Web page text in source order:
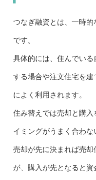
つなぎ融資とは、一時
です。
具体的には、住んでい
する場合や注文住宅を
によく利用されます。
住み替えでは売却と購
イミングがうまく合わな
売却が先に決まれば売
が、購入が先となると資